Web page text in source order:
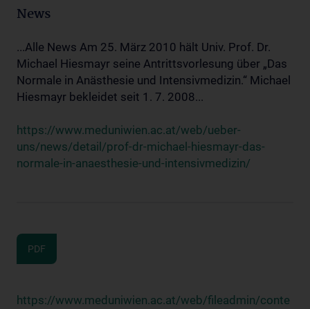
News
...Alle News Am 25. März 2010 hält Univ. Prof. Dr.
Michael Hiesmayr seine Antrittsvorlesung über „Das
Normale in Anästhesie und Intensivmedizin.“ Michael
Hiesmayr bekleidet seit 1. 7. 2008...
https://www.meduniwien.ac.at/web/ueber-
uns/news/detail/prof-dr-michael-hiesmayr-das-
normale-in-anaesthesie-und-intensivmedizin/
PDF
https://www.meduniwien.ac.at/web/fileadmin/conte